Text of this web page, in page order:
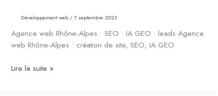
Développement web /7 septembre 2023
Agence web Rhône-Alpes · SEO · IA GEO · leads Agence
web Rhône-Alpes : création de site, SEO, IA GEO
Confiance
Lire la suite »